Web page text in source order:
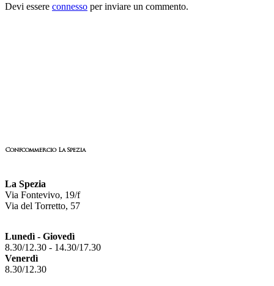
Devi essere connesso per inviare un commento.
Confcommercio La Spezia
La Spezia
Via Fontevivo, 19/f
Via del Torretto, 57
Lunedì - Giovedì
8.30/12.30 - 14.30/17.30
Venerdì
8.30/12.30